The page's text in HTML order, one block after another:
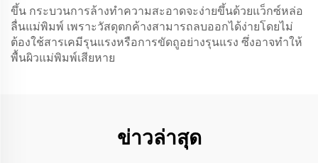
ขึ้น กระบวนการล้างทำความสะอาดจะง่ายขึ้นด้วยแว็กซ์หล่อ
ลื่นแม่พิมพ์ เพราะวัสดุตกค้างสามารถลบออกได้ง่ายโดยไม่
ต้องใช้สารเคมีรุนแรงหรือการขัดถูอย่างรุนแรง ซึ่งอาจทำให้
พื้นผิวแม่พิมพ์เสียหาย
ข่าวล่าสุด